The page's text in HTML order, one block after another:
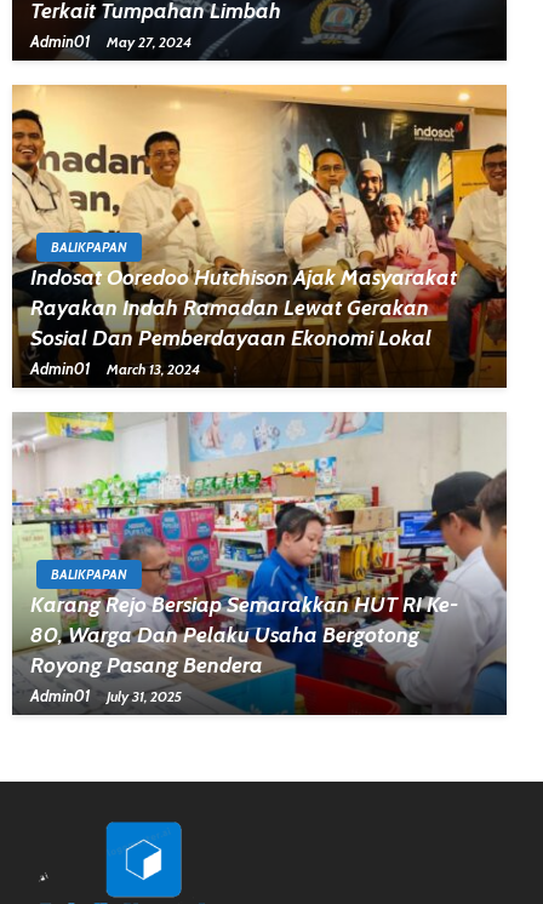
Terkait Tumpahan Limbah
Admin01 May 27, 2024
BALIKPAPAN
Indosat Ooredoo Hutchison Ajak Masyarakat
Rayakan Indah Ramadan Lewat Gerakan
Sosial Dan Pemberdayaan Ekonomi Lokal
Admin01 March 13, 2024
BALIKPAPAN
Karang Rejo Bersiap Semarakkan HUT RI Ke-
80, Warga Dan Pelaku Usaha Bergotong
Royong Pasang Bendera
Admin01 July 31, 2025